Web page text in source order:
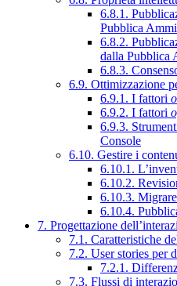
6.8.1.
Pubblica
6.8.2.
dalla Pubblica
6.8.3.
6.9. Ottimizzazione
6.9.1. I fattori
6.9.2. I fattori
6.9.3.
Console
6.10. Gestire i
6.10.1.
6.10.2.
6.10.3.
6.10.4.
7. Progettazione
7.1. Caratteristiche
7.2. User stories per
7.2.1.
7.3. Flussi di